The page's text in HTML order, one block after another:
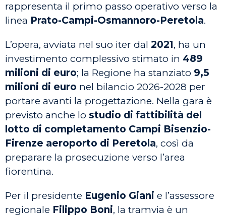
rappresenta il primo passo operativo verso la
linea Prato-Campi-Osmannoro-Peretola.
L’opera, avviata nel suo iter dal 2021, ha un
investimento complessivo stimato in 489
milioni di euro; la Regione ha stanziato 9,5
milioni di euro nel bilancio 2026-2028 per
portare avanti la progettazione. Nella gara è
previsto anche lo studio di fattibilità del
lotto di completamento Campi Bisenzio-
Firenze aeroporto di Peretola, così da
preparare la prosecuzione verso l’area
fiorentina.
Per il presidente Eugenio Giani e l’assessore
regionale Filippo Boni, la tramvia è un